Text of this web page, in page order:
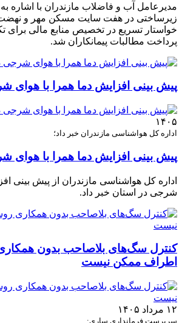
مدیرعامل آب و فاضلاب مازندران با اشاره
زیرساختی در هفت سایت مسکن مهر و
خواستار تسریع در تخصیص منابع مالی برای
پرداخت مطالبات پیمانکاران شد.
پیش بینی افزایش دما همرا با هوای
۱۴۰۵
اداره کل هواشناسی مازندران خبر داد؛
پیش بینی افزایش دما همرا با هوای
اداره کل هواشناسی مازندران از پیش بینی
شرجی در استان خبر داد.
کنترل سگ‌های بلاصاحب بدون
اطراف ممکن نیست
۱۲ مرداد ۱۴۰۵
سرپرست فرمانداری ساری: